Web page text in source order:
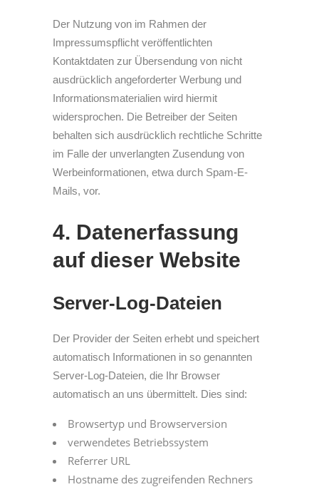
Der Nutzung von im Rahmen der
Impressumspflicht veröffentlichten
Kontaktdaten zur Übersendung von nicht
ausdrücklich angeforderter Werbung und
Informationsmaterialien wird hiermit
widersprochen. Die Betreiber der Seiten
behalten sich ausdrücklich rechtliche Schritte
im Falle der unverlangten Zusendung von
Werbeinformationen, etwa durch Spam-E-
Mails, vor.
4. Datenerfassung
auf dieser Website
Server-Log-Dateien
Der Provider der Seiten erhebt und speichert
automatisch Informationen in so genannten
Server-Log-Dateien, die Ihr Browser
automatisch an uns übermittelt. Dies sind:
Browsertyp und Browserversion
verwendetes Betriebssystem
Referrer URL
Hostname des zugreifenden Rechners